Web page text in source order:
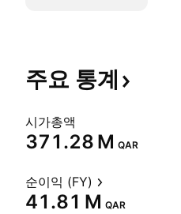
주요 통계
시가총액
‪371.28 M‬ QAR
순이익 (FY)
‪41.81 M‬ QAR